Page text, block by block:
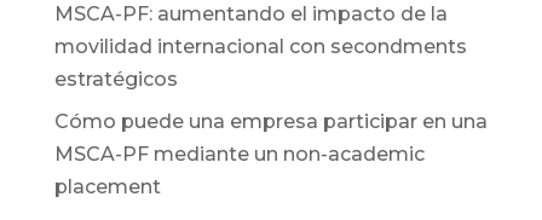
MSCA-PF: aumentando el impacto de la
movilidad internacional con secondments
estratégicos
Cómo puede una empresa participar en una
MSCA-PF mediante un non-academic
placement